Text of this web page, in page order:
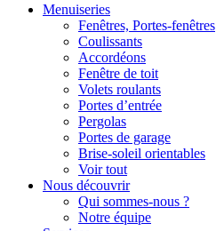
Menuiseries
Fenêtres, Portes-fenêtres
Coulissants
Accordéons
Fenêtre de toit
Volets roulants
Portes d’entrée
Pergolas
Portes de garage
Brise-soleil orientables
Voir tout
Nous découvrir
Qui sommes-nous ?
Notre équipe